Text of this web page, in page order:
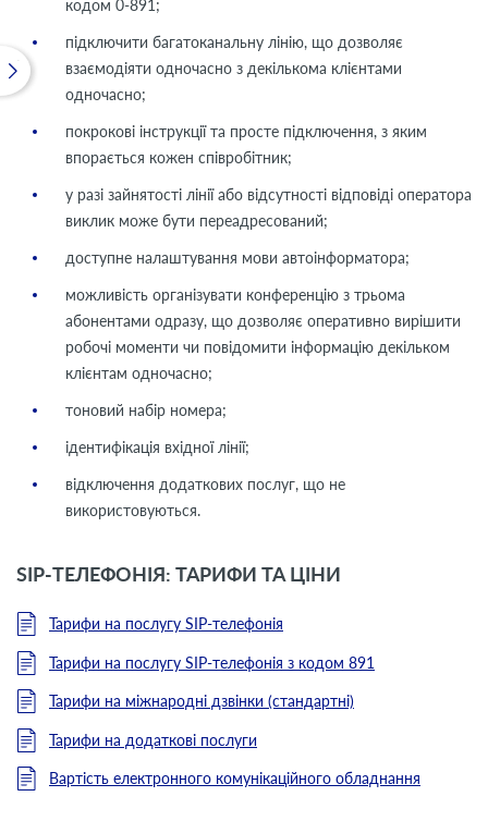
кодом 0-891;
підключити багатоканальну лінію, що дозволяє
взаємодіяти одночасно з декількома клієнтами
одночасно;
покрокові інструкції та просте підключення, з яким
впорається кожен співробітник;
у разі зайнятості лінії або відсутності відповіді оператора
виклик може бути переадресований;
доступне налаштування мови автоінформатора;
можливість організувати конференцію з трьома
абонентами одразу, що дозволяє оперативно вирішити
робочі моменти чи повідомити інформацію декільком
клієнтам одночасно;
тоновий набір номера;
ідентифікація вхідної лінії;
відключення додаткових послуг, що не
використовуються.
SIP-ТЕЛЕФОНІЯ: ТАРИФИ ТА ЦІНИ
Тарифи на послугу SIP-телефонія
Тарифи на послугу SIP-телефонія з кодом 891
Тарифи на міжнародні дзвінки (стандартні)
Тарифи на додаткові послуги
Вартість електронного комунікаційного обладнання